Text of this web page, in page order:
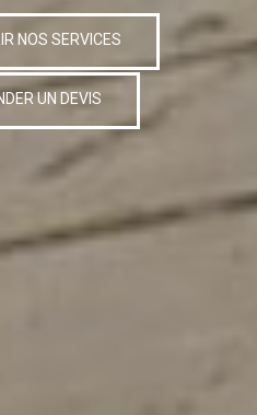
NOS SERVICES
UN DEVIS